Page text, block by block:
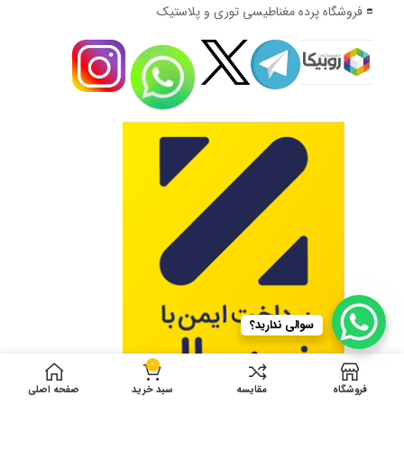
فروشگاه پرده مغناطیسی توری و پلاستیک
سوالی ندارید؟
فروشگاه مقایسه
0
سبد خرید صفحه اصلی